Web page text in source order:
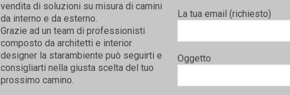
vendita di soluzioni su misura di camini
da interno e da esterno.
Grazie ad un team di professionisti
composto da architetti e interior
designer la starambiente può seguirti e
consigliarti nella giusta scelta del tuo
prossimo camino.
La tua email (richiesto)
Oggetto